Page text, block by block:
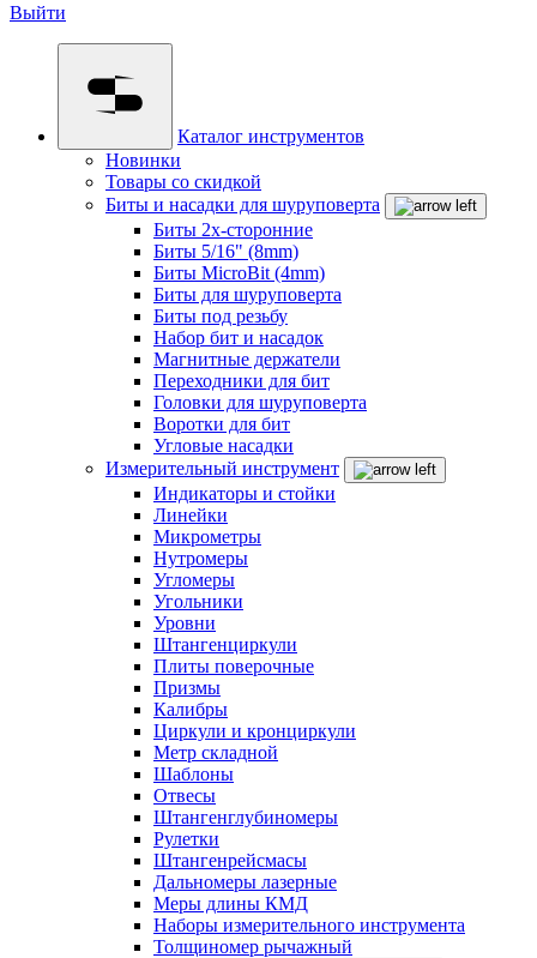
Выйти
Каталог инструментов
Новинки
Товары со скидкой
Биты и насадки для шуруповерта
Биты 2х-сторонние
Биты 5/16" (8mm)
Биты MicroBit (4mm)
Биты для шуруповерта
Биты под резьбу
Набор бит и насадок
Магнитные держатели
Переходники для бит
Головки для шуруповерта
Воротки для бит
Угловые насадки
Измерительный инструмент
Индикаторы и стойки
Линейки
Микрометры
Нутромеры
Угломеры
Угольники
Уровни
Штангенциркули
Плиты поверочные
Призмы
Калибры
Циркули и кронциркули
Метр складной
Шаблоны
Отвесы
Штангенглубиномеры
Рулетки
Штангенрейсмасы
Дальномеры лазерные
Меры длины КМД
Наборы измерительного инструмента
Толщиномер рычажный